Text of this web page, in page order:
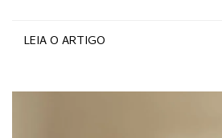
LEIA O ARTIGO